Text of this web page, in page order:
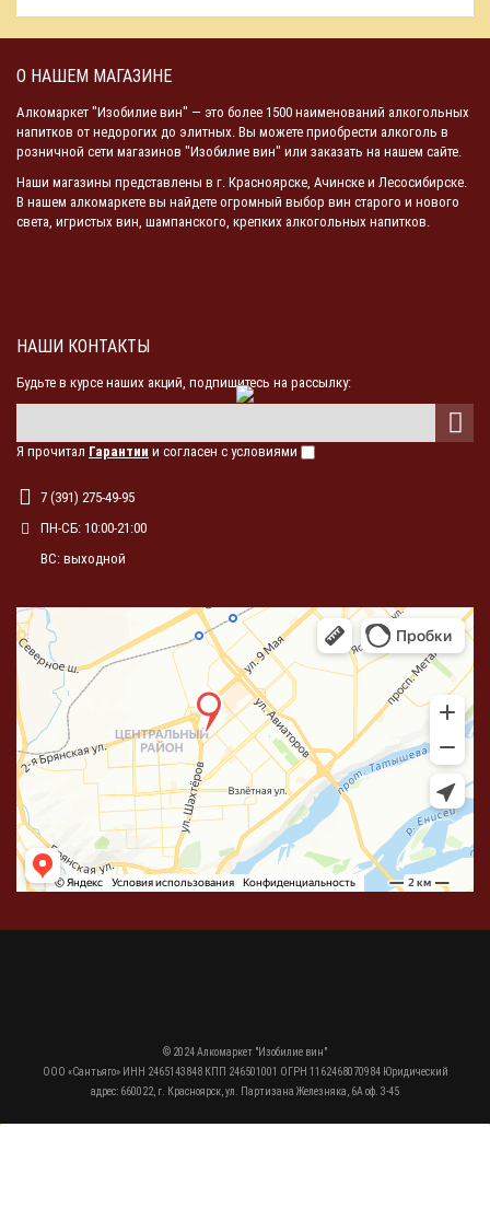
О НАШЕМ МАГАЗИНЕ
Алкомаркет "Изобилие вин" — это более 1500 наименований алкогольных
напитков от недорогих до элитных. Вы можете приобрести алкоголь в
розничной сети магазинов "Изобилие вин" или заказать на нашем сайте.
Наши магазины представлены в г. Красноярске, Ачинске и Лесосибирске.
В нашем алкомаркете вы найдете огромный выбор вин старого и нового
света, игристых вин, шампанского, крепких алкогольных напитков.
НАШИ КОНТАКТЫ
Будьте в курсе наших акций, подпишитесь на рассылку:
Я прочитал Гарантии и согласен с условиями
7 (391) 275-49-95
ПН-СБ: 10:00-21:00
ВС: выходной
© 2024 Алкомаркет "Изобилие вин"
ООО «Сантьяго» ИНН 2465143848 КПП 246501001 ОГРН 1162468070984 Юридический
адрес: 660022, г. Красноярск, ул. Партизана Железняка, 6А оф. 3-45